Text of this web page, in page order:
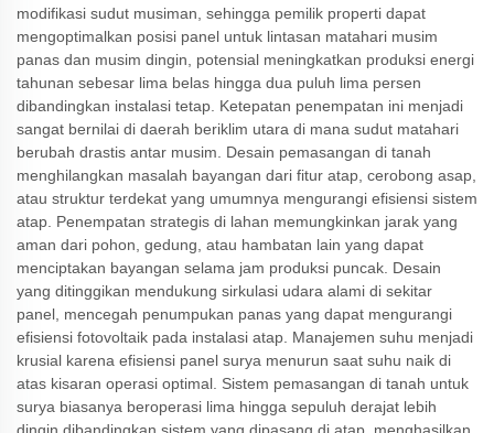
modifikasi sudut musiman, sehingga pemilik properti dapat
mengoptimalkan posisi panel untuk lintasan matahari musim
panas dan musim dingin, potensial meningkatkan produksi energi
tahunan sebesar lima belas hingga dua puluh lima persen
dibandingkan instalasi tetap. Ketepatan penempatan ini menjadi
sangat bernilai di daerah beriklim utara di mana sudut matahari
berubah drastis antar musim. Desain pemasangan di tanah
menghilangkan masalah bayangan dari fitur atap, cerobong asap,
atau struktur terdekat yang umumnya mengurangi efisiensi sistem
atap. Penempatan strategis di lahan memungkinkan jarak yang
aman dari pohon, gedung, atau hambatan lain yang dapat
menciptakan bayangan selama jam produksi puncak. Desain
yang ditinggikan mendukung sirkulasi udara alami di sekitar
panel, mencegah penumpukan panas yang dapat mengurangi
efisiensi fotovoltaik pada instalasi atap. Manajemen suhu menjadi
krusial karena efisiensi panel surya menurun saat suhu naik di
atas kisaran operasi optimal. Sistem pemasangan di tanah untuk
surya biasanya beroperasi lima hingga sepuluh derajat lebih